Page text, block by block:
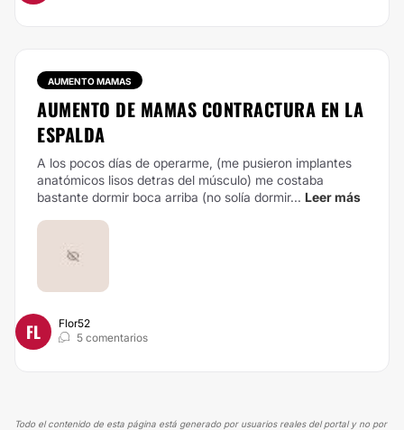
AUMENTO MAMAS
AUMENTO DE MAMAS CONTRACTURA EN LA
ESPALDA
A los pocos días de operarme, (me pusieron implantes
anatómicos lisos detras del músculo) me costaba
bastante dormir boca arriba (no solía dormir... Leer más
FL
Flor52
5 comentarios
Todo el contenido de esta página está generado por usuarios reales del portal y no por